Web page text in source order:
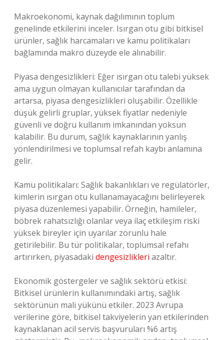
Makroekonomi, kaynak dağılımının toplum
genelinde etkilerini inceler. Isırgan otu gibi bitkisel
ürünler, sağlık harcamaları ve kamu politikaları
bağlamında makro düzeyde ele alınabilir.
Piyasa dengesizlikleri: Eğer ısırgan otu talebi yüksek
ama uygun olmayan kullanıcılar tarafından da
artarsa, piyasa dengesizlikleri oluşabilir. Özellikle
düşük gelirli gruplar, yüksek fiyatlar nedeniyle
güvenli ve doğru kullanım imkanından yoksun
kalabilir. Bu durum, sağlık kaynaklarının yanlış
yönlendirilmesi ve toplumsal refah kaybı anlamına
gelir.
Kamu politikaları: Sağlık bakanlıkları ve regülatörler,
kimlerin ısırgan otu kullanamayacağını belirleyerek
piyasa düzenlemesi yapabilir. Örneğin, hamileler,
böbrek rahatsızlığı olanlar veya ilaç etkileşim riski
yüksek bireyler için uyarılar zorunlu hale
getirilebilir. Bu tür politikalar, toplumsal refahı
artırırken, piyasadaki dengesizlikleri azaltır.
Ekonomik göstergeler ve sağlık sektörü etkisi:
Bitkisel ürünlerin kullanımındaki artış, sağlık
sektörünün mali yükünü etkiler. 2023 Avrupa
verilerine göre, bitkisel takviyelerin yan etkilerinden
kaynaklanan acil servis başvuruları %6 artış